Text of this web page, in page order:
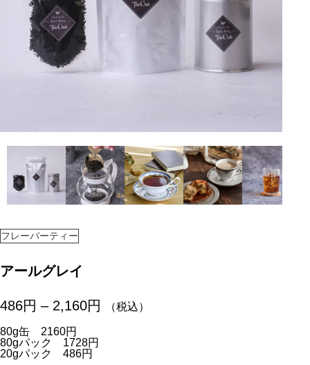
フレーバーティー
アールグレイ
486円 – 2,160円 価（税込）
80g缶 2160円
80gパック 1728円
20gパック 486円